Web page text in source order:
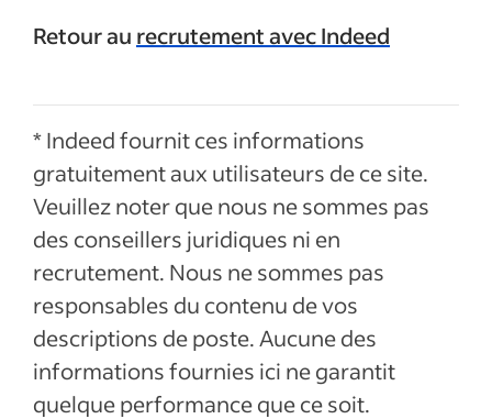
Retour au recrutement avec Indeed
* Indeed fournit ces informations
gratuitement aux utilisateurs de ce site.
Veuillez noter que nous ne sommes pas
des conseillers juridiques ni en
recrutement. Nous ne sommes pas
responsables du contenu de vos
descriptions de poste. Aucune des
informations fournies ici ne garantit
quelque performance que ce soit.